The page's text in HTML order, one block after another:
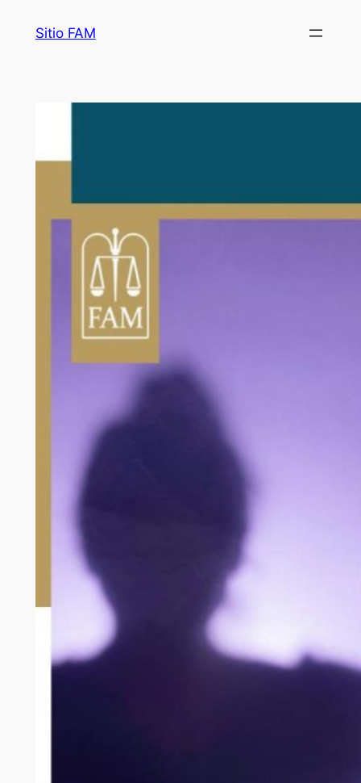
Sitio FAM